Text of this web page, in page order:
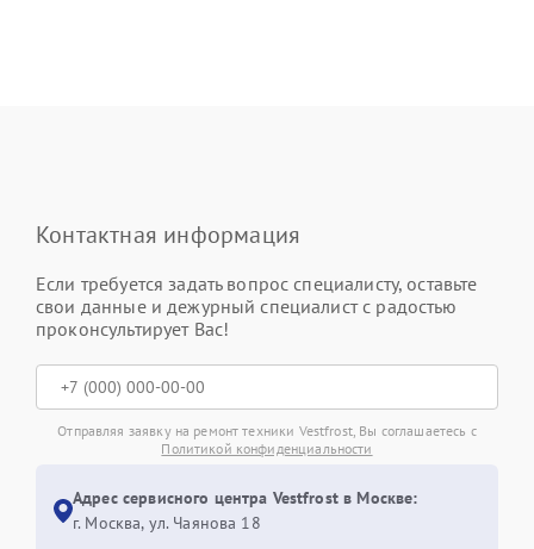
Контактная информация
Если требуется задать вопрос специалисту, оставьте
свои данные и дежурный специалист с радостью
проконсультирует Вас!
Отправляя заявку на ремонт техники Vestfrost, Вы соглашаетесь с
Политикой конфиденциальности
Адрес сервисного центра Vestfrost в Москве:
г. Москва, ул. Чаянова 18